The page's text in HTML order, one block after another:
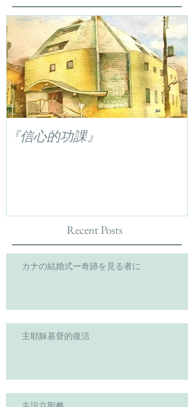
『信心的功課』
Recent Posts
カナの結婚式ー奇跡を見る者に
主耶穌基督的復活